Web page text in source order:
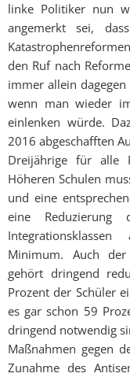
linke Politiker nun
angemerkt sei,
den Ruf nach
immer allein
wenn man wieder
einlenken würde.
2016 abgeschafften
Dreijährige für alle
Höheren Schulen
und eine
eine Reduzierung
Minimum. Auch
gehört dringend
Prozent der Schüler
es gar schon 59
dringend notwendig
Maßnahmen gegen
Zunahme des